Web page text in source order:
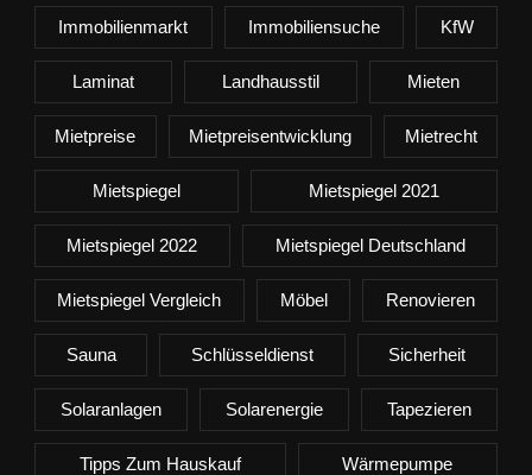
Immobilienmarkt Immobiliensuche KfW
Laminat Landhausstil Mieten
Mietpreise Mietpreisentwicklung Mietrecht
Mietspiegel Mietspiegel 2021
Mietspiegel 2022 Mietspiegel Deutschland
Mietspiegel Vergleich Möbel Renovieren
Sauna Schlüsseldienst Sicherheit
Solaranlagen Solarenergie Tapezieren
Tipps Zum Hauskauf Wärmepumpe